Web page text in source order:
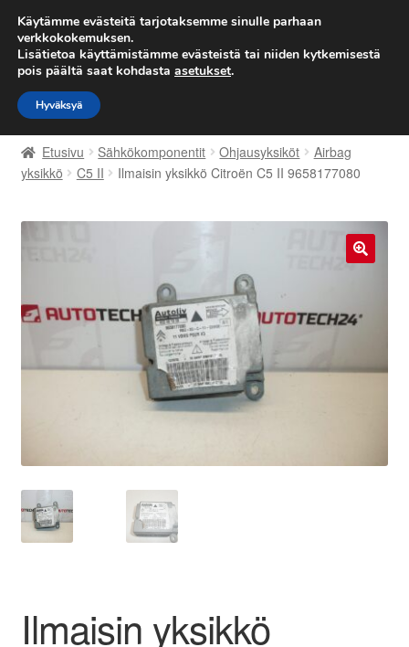
TOIMITUS alkaen 7 EUR
Siirry
navigointiin
Siirry
sisältöön
Etusivu
Kärry
Kuljetus
Maailmanlaajuinen toimitus
Reklamaatiomenettely
Etusivu Sähkökomponentit Ohjausyksiköt
Airbag
yksikkö
C5 II Ilmaisin yksikkö Citroën C5 II 9658177080
Ilmaisin yksikkö
Käytämme evästeitä tarjotaksemme sinulle parhaan
verkkokokemuksen.
Lisätietoa käyttämistämme evästeistä tai niiden kytkemisestä
pois päältä saat kohdasta asetukset.
Hyväksyä